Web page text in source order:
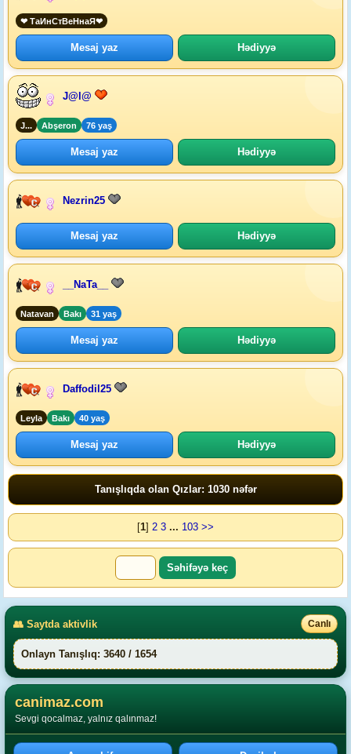
❤ ТаИнСтВеНнаЯ❤
Mesaj yaz Hədiyyə
J@l@
J... Abşeron 76 yaş
Mesaj yaz Hədiyyə
Nezrin25
Mesaj yaz Hədiyyə
__NaTa__
Natavan Bakı 31 yaş
Mesaj yaz Hədiyyə
Daffodil25
Leyla Bakı 40 yaş
Mesaj yaz Hədiyyə
Tanışlıqda olan Qızlar: 1030 nəfər
[1] 2 3 ... 103 >>
👥 Saytda aktivlik Canlı
Onlayn Tanışlıq: 3640 / 1654
canimaz.com
Sevgi qocalmaz, yalnız qalınmaz!